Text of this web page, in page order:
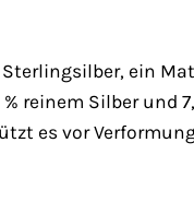
ein
reinem Silber und
es vor